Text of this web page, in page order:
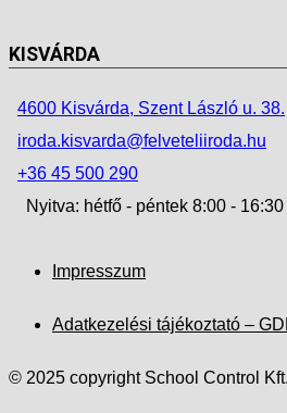
KISVÁRDA
4600 Kisvárda, Szent László u. 38.
iroda.kisvarda@felveteliiroda.hu
+36 45 500 290
Nyitva: hétfő - péntek 8:00 - 16:30
Impresszum
Adatkezelési tájékoztató –
© 2025 copyright School Control